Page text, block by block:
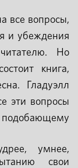
все вопросы,
и убеждения
Но
книга,
Гладуэлл
эти вопросы
умнее,
свои